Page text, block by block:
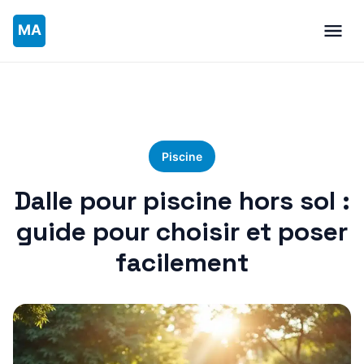
Piscine
Dalle pour piscine hors sol :
guide pour choisir et poser
facilement